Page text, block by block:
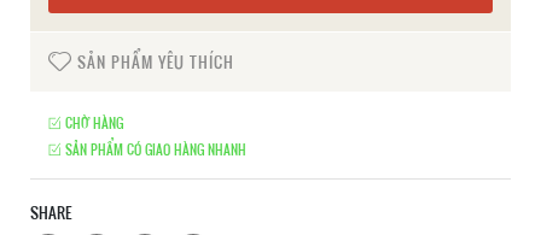
SẢN PHẨM YÊU THÍCH
CHỜ HÀNG
SẢN PHẨM CÓ GIAO HÀNG NHANH
SHARE